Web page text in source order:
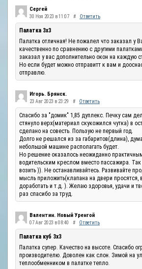
Сергей
30 Ноя 2023 в 11:07 # Ответить
Палатка 3х3
Палатка отличная! Не пожалел что заказал у
качественно по сравнению с другими
заказал у вас дополнительно окон на каждую
Но если будет можно отправитт к вам и
отправлю.
Игорь. Брянск.
23 Авг 2023 в 23:29 # Ответить
Спасибо за "домик" 1,85 дуплекс. Печку сам
стянуло верх(материал скукожился чутка) в
сделано на совесть. Пользую не первый год.
Долго не решался из за габаритов(длина),
небольшой машине располагать будет.
Но решение оказалось неожиданно
водительским креслом вместо пассажира. Так
возить )). Не останавливайтесь. Развивайте
мысль приложить(клапана на двери просятся,
доработать и т.д. ). Желаю здоровья, удачи и
раз спасибо за труд.
Валентин. Новый Уренгой
07 Авг 2023 в 08:40 # Ответить
Палатка куб 3х3
Палатка супер. Качество на высоте. Спасибо
производителю. Доволен как слон. Зимой на
теплообменником в палатке тепло.